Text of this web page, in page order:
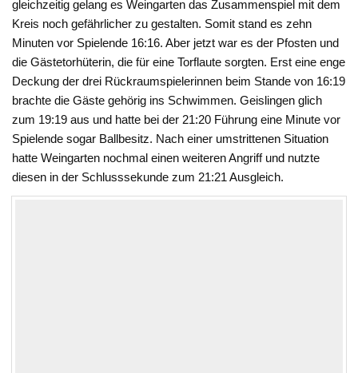
gleichzeitig gelang es Weingarten das Zusammenspiel mit dem
Kreis noch gefährlicher zu gestalten. Somit stand es zehn
Minuten vor Spielende 16:16. Aber jetzt war es der Pfosten und
die Gästetorhüterin, die für eine Torflaute sorgten. Erst eine enge
Deckung der drei Rückraumspielerinnen beim Stande von 16:19
brachte die Gäste gehörig ins Schwimmen. Geislingen glich
zum 19:19 aus und hatte bei der 21:20 Führung eine Minute vor
Spielende sogar Ballbesitz. Nach einer umstrittenen Situation
hatte Weingarten nochmal einen weiteren Angriff und nutzte
diesen in der Schlusssekunde zum 21:21 Ausgleich.